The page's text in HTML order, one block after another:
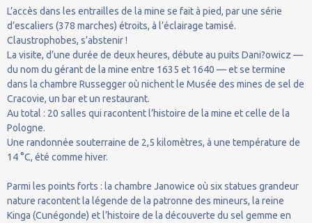
L’accès dans les entrailles de la mine se fait à pied, par une série
d’escaliers (378 marches) étroits, à l’éclairage tamisé.
Claustrophobes, s’abstenir !
La visite, d’une durée de deux heures, débute au puits Dani?owicz —
du nom du gérant de la mine entre 1635 et 1640 — et se termine
dans la chambre Russegger où nichent le Musée des mines de sel de
Cracovie, un bar et un restaurant.
Au total : 20 salles qui racontent l’histoire de la mine et celle de la
Pologne.
Une randonnée souterraine de 2,5 kilomètres, à une température de
14 °C, été comme hiver.
Parmi les points forts : la chambre Janowice où six statues grandeur
nature racontent la légende de la patronne des mineurs, la reine
Kinga (Cunégonde) et l’histoire de la découverte du sel gemme en